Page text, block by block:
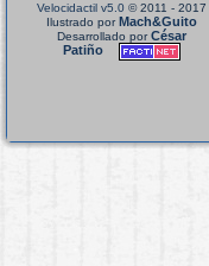
Velocidactil v5.0 © 2011 - 2017
Ilustrado porMach&Guito
Desarrollado porCésar
Patiño